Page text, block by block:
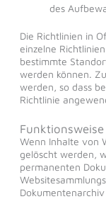
des
Die Richtlinien in
einzelne
bestimmte
werden können.
werden, so dass
Richtlinie
Funktionsweise
Wenn Inhalte von
gelöscht werden,
permanenten